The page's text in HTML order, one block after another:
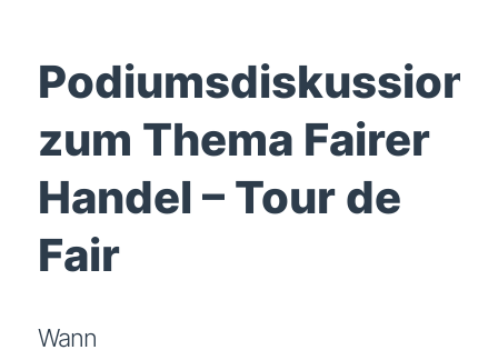
Podiumsdiskussion
zum Thema Fairer
Handel – Tour de
Fair
Wann